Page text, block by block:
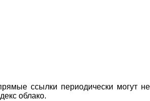
ссылки периодически могут не
облако.